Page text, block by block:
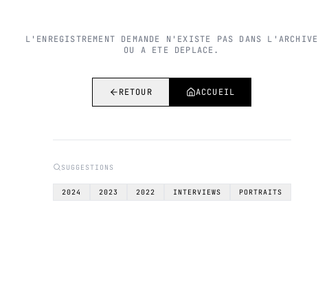
L'ENREGISTREMENT DEMANDE N'EXISTE PAS DANS L'ARCHIVE
OU A ETE DEPLACE.
RETOUR ACCUEIL
SUGGESTIONS
2024 2023 2022 INTERVIEWS PORTRAITS